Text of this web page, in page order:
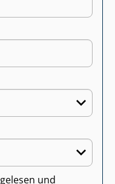
gelesen und